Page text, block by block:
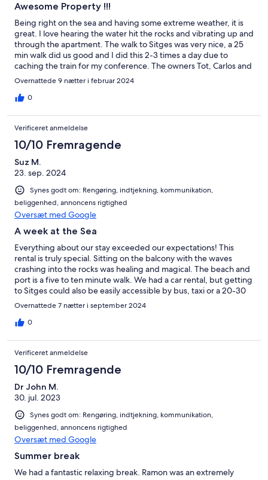
Awesome Property !!!
Being right on the sea and having some extreme weather, it is
great. I love hearing the water hit the rocks and vibrating up and
through the apartment. The walk to Sitges was very nice, a 25
min walk did us good and I did this 2-3 times a day due to
caching the train for my conference. The owners Tot, Carlos and
Ramon are awesome. They were very helpful when we had a
apartment, but with local challenges, they were there to help
Overnattede 9 nætter i februar 2024
0
Verificeret anmeldelse
10/10 Fremragende
Suz M.
23. sep. 2024
Synes godt om: Rengøring, indtjekning, kommunikation,
beliggenhed, annoncens rigtighed
Oversæt med Google
A week at the Sea
Everything about our stay exceeded our expectations! This
rental is truly special. Sitting on the balcony with the waves
crashing into the rocks was healing and magical. The beach and
port is a five to ten minute walk. We had a car rental, but getting
to Sitges could also be easily accessible by bus, taxi or a 20-30
minute walk. The hosts were lovely and accommodating I
accidentally locked our passports up and they arrived to assist
us. I have dietary restrictions so having a gorgeous, well
may want to start at a hotel, but for the returning or seasoned
traveler, this rental is top notch! We will look to see if this space is
available every time we return to Sitges! It’s our new favorite!
Overnattede 7 nætter i september 2024
0
Verificeret anmeldelse
10/10 Fremragende
Dr John M.
30. jul. 2023
Synes godt om: Rengøring, indtjekning, kommunikation,
beliggenhed, annoncens rigtighed
Oversæt med Google
Summer break
We had a fantastic relaxing break. Ramon was an extremely